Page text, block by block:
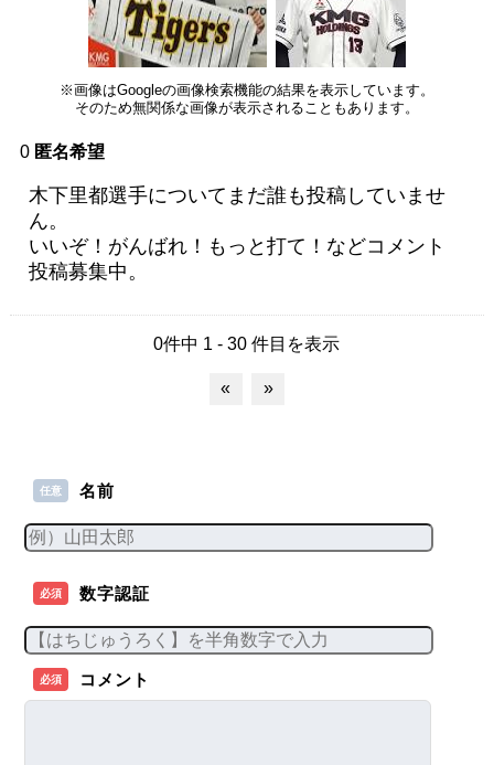
※画像はGoogleの画像検索機能の結果を表示しています。
そのため無関係な画像が表示されることもあります。
0 匿名希望
木下里都選手についてまだ誰も投稿していませ
ん。
いいぞ！がんばれ！もっと打て！などコメント
投稿募集中。
0件中 1 - 30 件目を表示
« »
任意 名前
必須 数字認証
必須 コメント